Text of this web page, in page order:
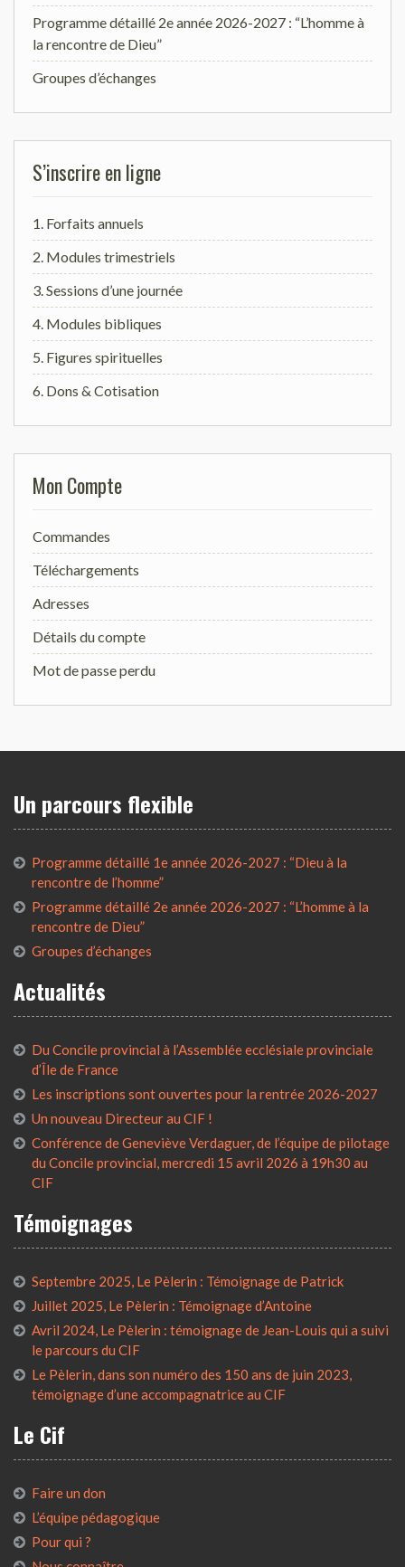
Programme détaillé 2e année 2026-2027 : “L’homme à
la rencontre de Dieu”
Groupes d’échanges
S’inscrire en ligne
1. Forfaits annuels
2. Modules trimestriels
3. Sessions d’une journée
4. Modules bibliques
5. Figures spirituelles
6. Dons & Cotisation
Mon Compte
Commandes
Téléchargements
Adresses
Détails du compte
Mot de passe perdu
Un parcours flexible
Programme détaillé 1e année 2026-2027 : “Dieu à la
rencontre de l’homme”
Programme détaillé 2e année 2026-2027 : “L’homme à la
rencontre de Dieu”
Groupes d’échanges
Actualités
Du Concile provincial à l’Assemblée ecclésiale provinciale
d’Île de France
Les inscriptions sont ouvertes pour la rentrée 2026-2027
Un nouveau Directeur au CIF !
Conférence de Geneviève Verdaguer, de l’équipe de pilotage
du Concile provincial, mercredi 15 avril 2026 à 19h30 au
CIF
Témoignages
Septembre 2025, Le Pèlerin : Témoignage de Patrick
Juillet 2025, Le Pèlerin : Témoignage d’Antoine
Avril 2024, Le Pèlerin : témoignage de Jean-Louis qui a suivi
le parcours du CIF
Le Pèlerin, dans son numéro des 150 ans de juin 2023,
témoignage d’une accompagnatrice au CIF
Le Cif
Faire un don
L’équipe pédagogique
Pour qui ?